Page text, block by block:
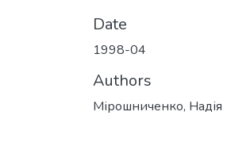
Date
1998-04
Authors
Мірошниченко, Надія